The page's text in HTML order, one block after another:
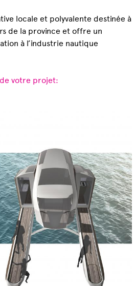
locale et polyvalente destinée à
de la province et offre un
à l’industrie nautique
votre projet: